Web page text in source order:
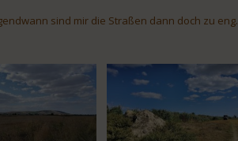
sind mir die Straßen dann doch zu eng.